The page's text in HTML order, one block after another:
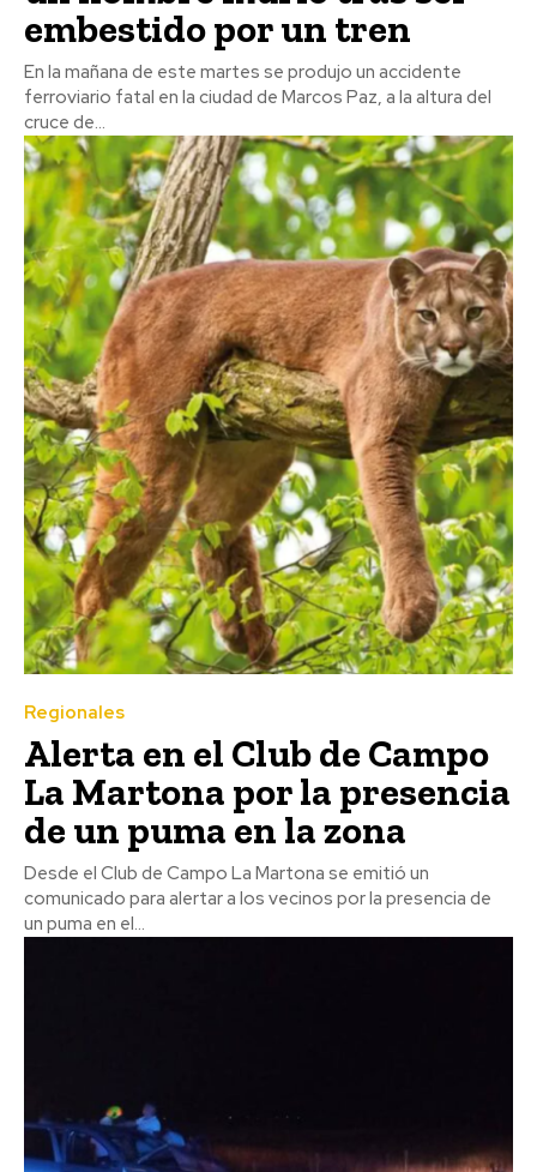
embestido por un tren
En la mañana de este martes se produjo un accidente
ferroviario fatal en la ciudad de Marcos Paz, a la altura del
cruce de...
Regionales
Alerta en el Club de Campo
La Martona por la presencia
de un puma en la zona
Desde el Club de Campo La Martona se emitió un
comunicado para alertar a los vecinos por la presencia de
un puma en el...